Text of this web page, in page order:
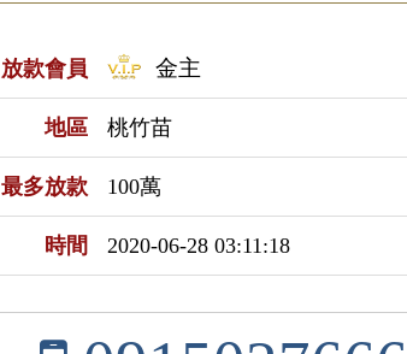
放款會員 金主
地區 桃竹苗
最多放款 100萬
時間 2020-06-28 03:11:18